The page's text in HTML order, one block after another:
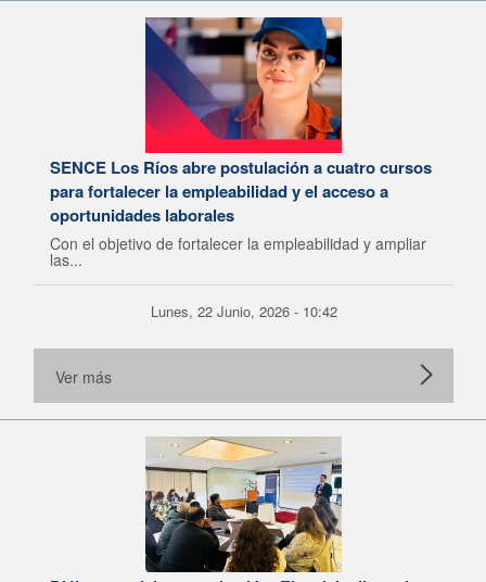
SENCE Los Ríos abre postulación a cuatro cursos
para fortalecer la empleabilidad y el acceso a
oportunidades laborales
Con el objetivo de fortalecer la empleabilidad y ampliar
las...
Lunes, 22 Junio, 2026 - 10:42
Ver más